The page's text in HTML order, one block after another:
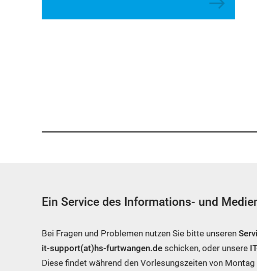
Ein Service des Informations- und
Bei Fragen und Problemen nutzen Sie bitte unseren
it-support(at)hs-furtwangen.de schicken, oder unsere
Diese findet während den Vorlesungszeiten von